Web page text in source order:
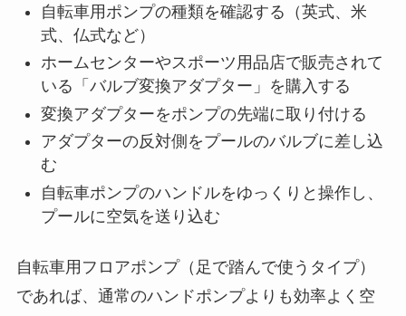
自転車用ポンプの種類を確認する（英式、米
式、仏式など）
ホームセンターやスポーツ用品店で販売されて
いる「バルブ変換アダプター」を購入する
変換アダプターをポンプの先端に取り付ける
アダプターの反対側をプールのバルブに差し込
む
自転車ポンプのハンドルをゆっくりと操作し、
プールに空気を送り込む
自転車用フロアポンプ（足で踏んで使うタイプ）
であれば、通常のハンドポンプよりも効率よく空